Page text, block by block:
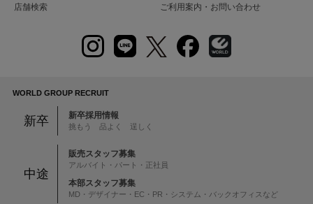
店舗検索 ご利用案内・お問い合わせ
WORLD GROUP RECRUIT
新卒 新卒採用情報
挑もう 品よく 逞しく
中途
販売スタッフ募集
アルバイト・パート・正社員
本部スタッフ募集
MD・デザイナー・EC・PR・システム・バックオフィスなど